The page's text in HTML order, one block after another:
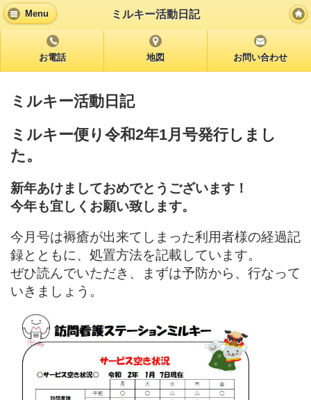
Menu ミルキー活動日記
お電話 地図 お問い合わせ
ミルキー活動日記
ミルキー便り令和2年1月号発行しまし
た。
新年あけましておめでとうございます！
今年も宜しくお願い致します。
今月号は褥瘡が出来てしまった利用者様の経過記
録とともに、処置方法を記載しています。
ぜひ読んでいただき、まずは予防から、行なって
いきましょう。